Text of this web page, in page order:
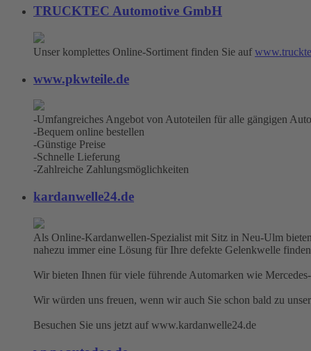
TRUCKTEC Automotive GmbH
Unser komplettes Online-Sortiment finden Sie auf
www.pkwteile.de
-Umfangreiches Angebot von Autoteilen für alle gängigen
-Bequem online bestellen
-Günstige Preise
-Schnelle Lieferung
-Zahlreiche Zahlungsmöglichkeiten
kardanwelle24.de
Als Online-Kardanwellen-Spezialist mit Sitz in Neu-Ulm
nahezu immer eine Lösung für Ihre defekte Gelenkwelle
Wir bieten Ihnen für viele führende Automarken wie
Wir würden uns freuen, wenn wir auch Sie schon bald zu
Besuchen Sie uns jetzt auf www.kardanwelle24.de